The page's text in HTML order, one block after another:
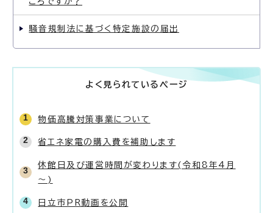
騒音規制法に基づく特定施設の届出
よく見られているページ
物価高騰対策事業について
省エネ家電の購入費を補助します
休館日及び運営時間が変わります(令和8年4月
～)
日立市PR動画を公開